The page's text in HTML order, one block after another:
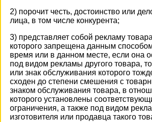
2) порочит честь, достоинство или
лица, в том числе конкурента;
3) представляет собой рекламу
которого запрещена данным
время или в данном месте, если она
под видом рекламы другого товара,
или знак обслуживания которого
сходен до степени смешения с
знаком обслуживания товара, в
которого установлены
ограничения, а также под видом
изготовителя или продавца такого